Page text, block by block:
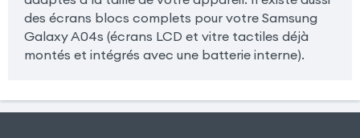
des écrans blocs complets pour votre Samsung
Galaxy A04s (écrans LCD et vitre tactiles déjà
montés et intégrés avec une batterie interne).